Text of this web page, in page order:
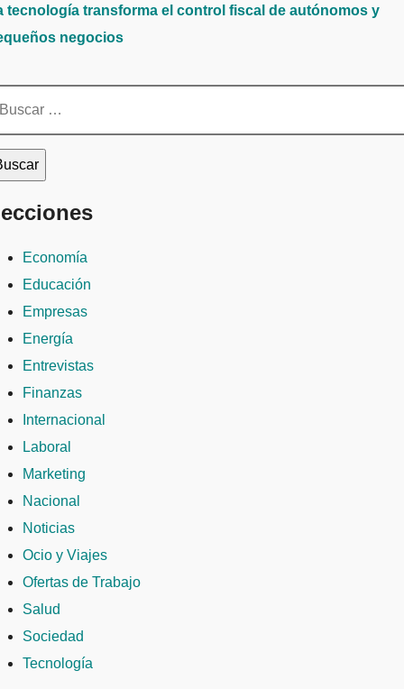
tecnología transforma el control fiscal de autónomos y
negocios
Economía
Educación
Empresas
Energía
Entrevistas
Finanzas
Internacional
Laboral
Marketing
Nacional
Noticias
Ocio y Viajes
Ofertas de Trabajo
Salud
Sociedad
Tecnología